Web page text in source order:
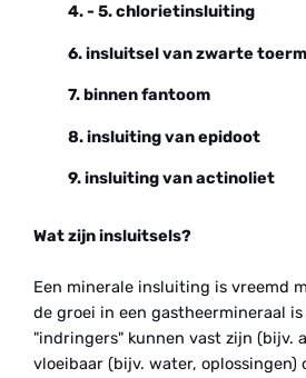
4. - 5. chlorietinsluiting
6. insluitsel van zwarte
7. binnen fantoom
8. insluiting van epidoot
9. insluiting van actinoliet
Wat zijn insluitsels?
Een minerale insluiting is vreemd
de groei in een gastheermineraal
"indringers" kunnen vast zijn (bijv.
vloeibaar (bijv. water, oplossingen)